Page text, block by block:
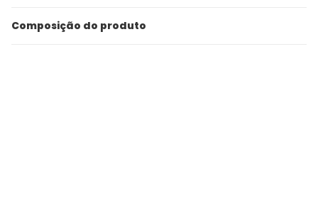
Composição do produto